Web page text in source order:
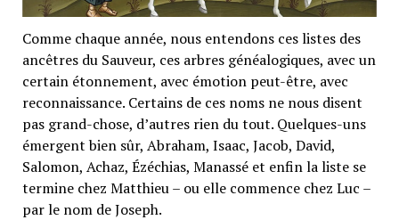
Comme chaque année, nous entendons ces listes des
ancêtres du Sauveur, ces arbres généalogiques, avec un
certain étonnement, avec émotion peut-être, avec
reconnaissance. Certains de ces noms ne nous disent
pas grand-chose, d’autres rien du tout. Quelques-uns
émergent bien sûr, Abraham, Isaac, Jacob, David,
Salomon, Achaz, Ézéchias, Manassé et enfin la liste se
termine chez Matthieu – ou elle commence chez Luc –
par le nom de Joseph.